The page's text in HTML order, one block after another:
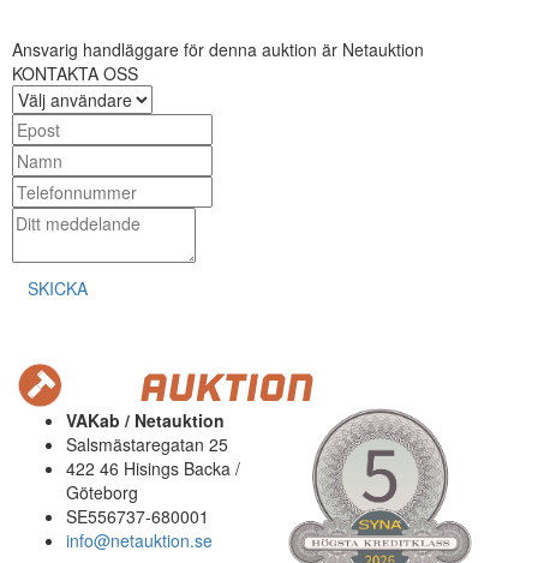
Ansvarig handläggare för denna auktion är Netauktion
KONTAKTA OSS
SKICKA
VAKab / Netauktion
Salsmästaregatan 25
422 46 Hisings Backa /
Göteborg
SE556737-680001
info@netauktion.se